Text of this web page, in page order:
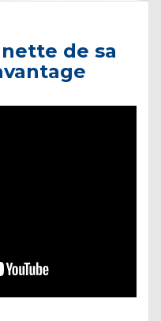
de sa